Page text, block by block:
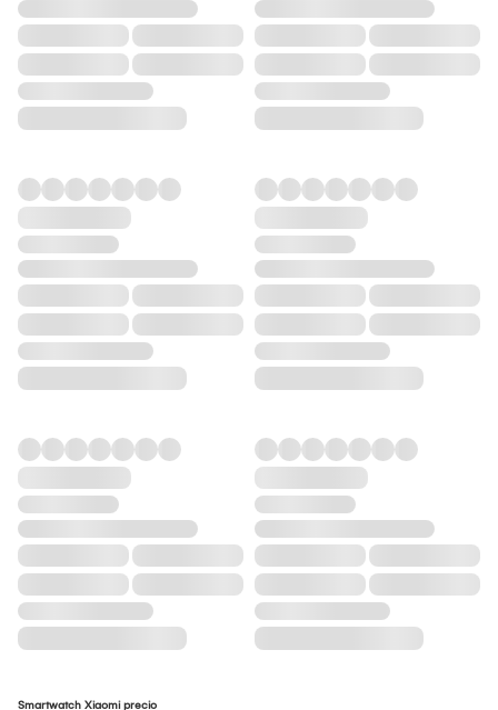
Smartwatch Xiaomi precio